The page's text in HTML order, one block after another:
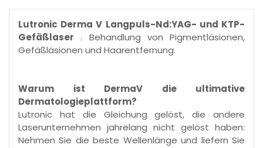
Lutronic Derma V Langpuls-Nd:YAG- und KTP-
Gefäßlaser . Behandlung von Pigmentläsionen,
Gefäßläsionen und Haarentfernung.
Warum ist DermaV die ultimative
Dermatologieplattform?
Lutronic hat die Gleichung gelöst, die andere
Laserunternehmen jahrelang nicht gelöst haben:
Nehmen Sie die beste Wellenlänge und liefern Sie